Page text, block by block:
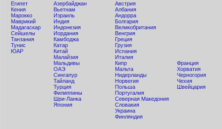
Египет
Кения
Мaрокко
Маврикий
Мадагаскар
Сейшелы
Танзания
Тунис
ЮАР
Азербайджан
Вьетнам
Израиль
Индия
Индонезия
Иордания
Камбоджа
Катар
Китай
Малайзия
Мальдивы
ОАЭ
Сингапур
Тайланд
Турция
Филиппины
Шри-Ланка
Япония
Австрия
Албания
Андорра
Болгария
Великобритания
Венгрия
Греция
Грузия
Испания
Италия
Кипр
Мальта
Нидерланды
Норвегия
Польша
Португалия
Северная Македония
Словакия
Украина
Финляндия
Франция
Хорватия
Черногория
Чехия
Швейцария